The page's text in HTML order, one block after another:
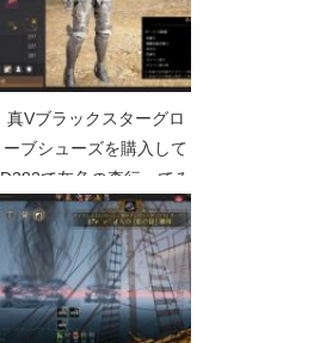
真Vブラックスターグロ
ーブシューズを購入して
D382で灰色の森行ってみ
た【黒い砂漠Part3630】